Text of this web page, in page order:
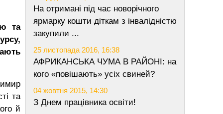
та
та
й
На отримані під час новорічного
ярмарку кошти діткам з інвалідністю
закупили ...
25 листопада 2016, 16:38
АФРИКАНСЬКА ЧУМА В РАЙОНІ: на
кого «повішають» усіх свиней?
04 жовтня 2015, 14:30
З Днем працівника освіти!